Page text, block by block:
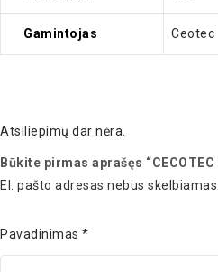
Gamintojas Ceotec
Atsiliepimų dar nėra.
Būkite pirmas aprašęs
El. pašto adresas nebus skelbiamas.
Pavadinimas *